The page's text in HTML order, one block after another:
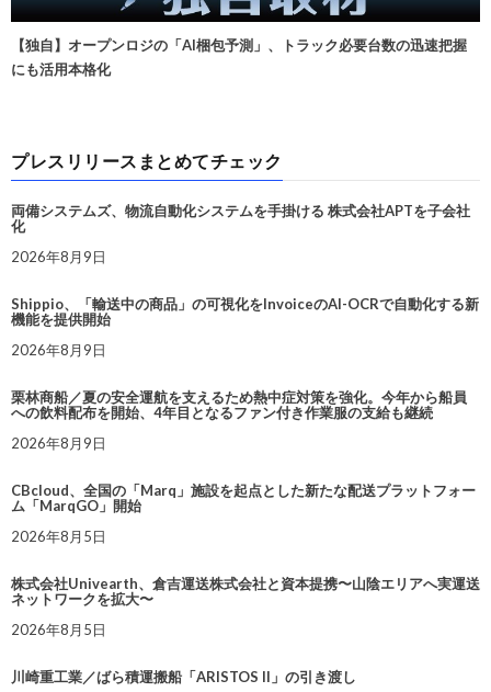
【独自】オープンロジの「AI梱包予測」、トラック必要台数の迅速把握
にも活用本格化
プレスリリースまとめてチェック
両備システムズ、物流自動化システムを手掛ける 株式会社APTを子会社
化
2026年8月9日
Shippio、「輸送中の商品」の可視化をInvoiceのAI-OCRで自動化する新
機能を提供開始
2026年8月9日
栗林商船／夏の安全運航を支えるため熱中症対策を強化。今年から船員
への飲料配布を開始、4年目となるファン付き作業服の支給も継続
2026年8月9日
CBcloud、全国の「Marq」施設を起点とした新たな配送プラットフォー
ム「MarqGO」開始
2026年8月5日
株式会社Univearth、倉吉運送株式会社と資本提携〜山陰エリアへ実運送
ネットワークを拡大〜
2026年8月5日
川崎重工業／ばら積運搬船「ARISTOS II」の引き渡し